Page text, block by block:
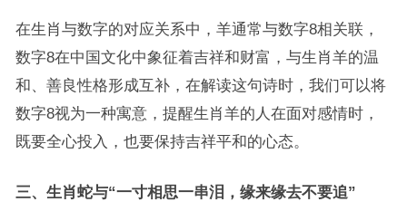
在生肖与数字的对应关系中，羊通常与数字8相关联，
数字8在中国文化中象征着吉祥和财富，与生肖羊的温
和、善良性格形成互补，在解读这句诗时，我们可以将
数字8视为一种寓意，提醒生肖羊的人在面对感情时，
既要全心投入，也要保持吉祥平和的心态。
三、生肖蛇与“一寸相思一串泪，缘来缘去不要追”